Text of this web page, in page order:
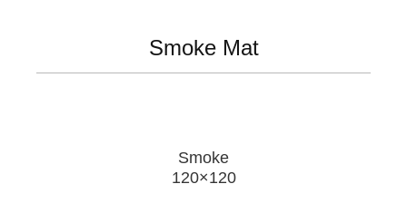
Smoke Mat
Smoke
120×120